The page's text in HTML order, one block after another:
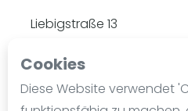
Cookies
Diese Website verwendet
FIP Frauen
Blog
Liebigstraße 13
mail@padel4all.info
padel4all.info